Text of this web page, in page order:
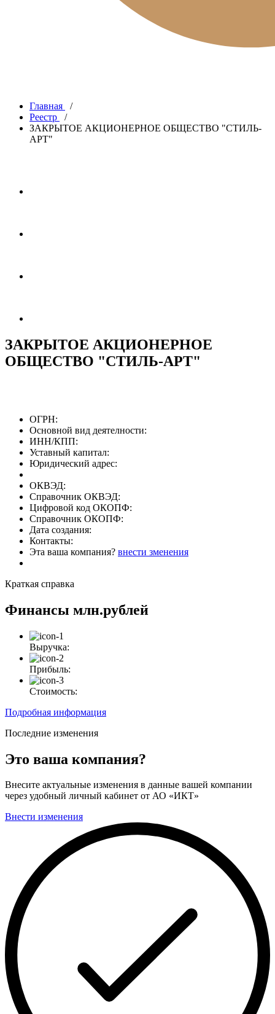
Главная
/
Реестр
/
ЗАКРЫТОЕ АКЦИОНЕРНОЕ ОБЩЕСТВО "СТИЛЬ-
АРТ"
ЗАКРЫТОЕ АКЦИОНЕРНОЕ
ОБЩЕСТВО "СТИЛЬ-АРТ"
ОГРН:
Основной вид деятелности:
ИНН/КПП:
Уставный капитал:
Юридический адрес:
ОКВЭД:
Справочник ОКВЭД:
Цифровой код ОКОПФ:
Справочник ОКОПФ:
Дата создания:
Контакты:
Эта ваша компания? внести зменения
Краткая справка
Финансы млн.рублей
Выручка:
Прибыль:
Стоимость:
Подробная информация
Последние изменения
Это ваша компания?
Внесите актуальные изменения в данные вашей компании
через удобный личный кабинет от АО «ИКТ»
Внести изменения